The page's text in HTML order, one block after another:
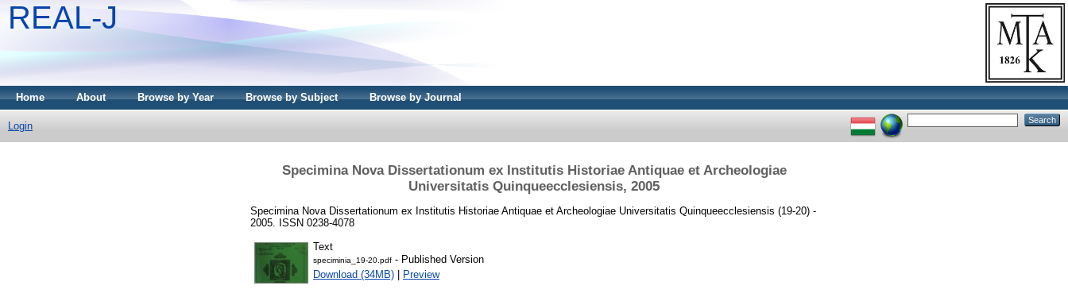
REAL-J
Home About Browse by Year Browse by Subject Browse by Journal
Login
Specimina Nova Dissertationum ex Institutis Historiae Antiquae et Archeologiae
Universitatis Quinqueecclesiensis, 2005
Specimina Nova Dissertationum ex Institutis Historiae Antiquae et Archeologiae Universitatis Quinqueecclesiensis (19-20) -
2005. ISSN 0238-4078
Text
speciminia_19-20.pdf - Published Version
Download (34MB)
Preview